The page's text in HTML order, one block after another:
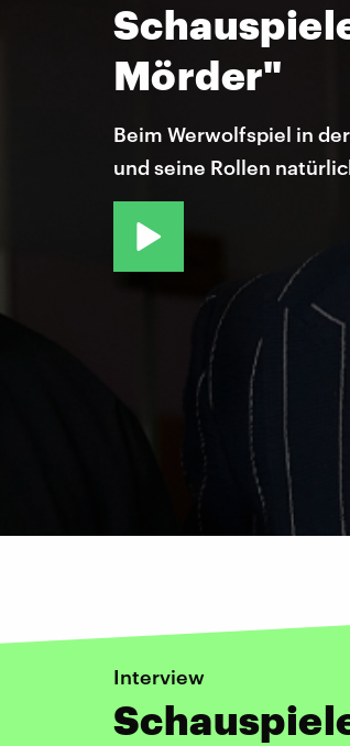
Mörder"
Beim Werwolfspiel in
und seine Rollen
Interview